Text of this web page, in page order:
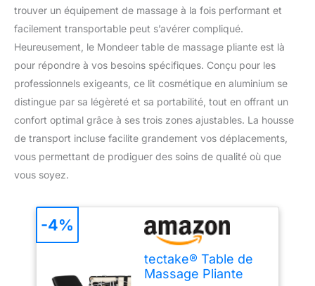
trouver un équipement de massage à la fois performant et
facilement transportable peut s’avérer compliqué.
Heureusement, le Mondeer table de massage pliante est là
pour répondre à vos besoins spécifiques. Conçu pour les
professionnels exigeants, ce lit cosmétique en aluminium se
distingue par sa légèreté et sa portabilité, tout en offrant un
confort optimal grâce à ses trois zones ajustables. La housse
de transport incluse facilite grandement vos déplacements,
vous permettant de prodiguer des soins de qualité où que
vous soyez.
tectake® Table de
Massage Pliante
-4%